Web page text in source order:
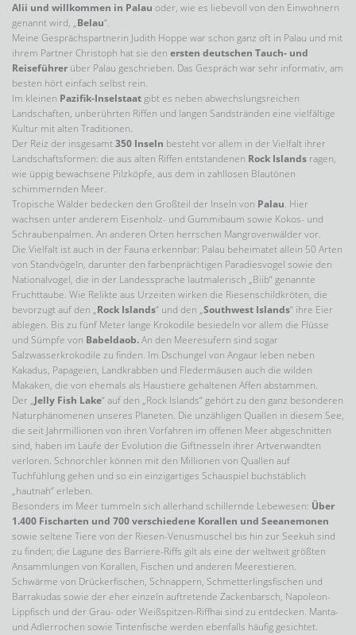
Alii und willkommen in Palau oder, wie es liebevoll von den Einwohnern
genannt wird, „Belau“.
Meine Gesprächspartnerin Judith Hoppe war schon ganz oft in Palau und mit
ihrem Partner Christoph hat sie den ersten deutschen Tauch- und
Reiseführer über Palau geschrieben. Das Gespräch war sehr informativ, am
besten hört einfach selbst rein.
Im kleinen Pazifik-Inselstaat gibt es neben abwechslungsreichen
Landschaften, unberührten Riffen und langen Sandstränden eine vielfältige
Kultur mit alten Traditionen.
Der Reiz der insgesamt350 Inseln besteht vor allem in der Vielfalt ihrer
Landschaftsformen: die aus alten Riffen entstandenen Rock Islands ragen,
wie üppig bewachsene Pilzköpfe, aus dem in zahllosen Blautönen
schimmernden Meer.
Tropische Wälder bedecken den Großteil der Inseln von Palau. Hier
wachsen unter anderem Eisenholz- und Gummibaum sowie Kokos- und
Schraubenpalmen. An anderen Orten herrschen Mangrovenwälder vor.
Die Vielfalt ist auch in der Fauna erkennbar: Palau beheimatet allein 50 Arten
von Standvögeln, darunter den farbenprächtigen Paradiesvogel sowie den
Nationalvogel, die in der Landessprache lautmalerisch „Biib“ genannte
Fruchttaube. Wie Relikte aus Urzeiten wirken die Riesenschildkröten, die
bevorzugt auf den „Rock Islands“ und den „Southwest Islands“ ihre Eier
ablegen. Bis zu fünf Meter lange Krokodile besiedeln vor allem die Flüsse
und Sümpfe von Babeldaob.An den Meeresufern sind sogar
Salzwasserkrokodile zu finden. Im Dschungel von Angaur leben neben
Kakadus, Papageien, Landkrabben und Fledermäusen auch die wilden
Makaken, die von ehemals als Haustiere gehaltenen Affen abstammen.
Der „Jelly Fish Lake“ auf den „Rock Islands“ gehört zu den ganz besonderen
Naturphänomenen unseres Planeten. Die unzähligen Quallen in diesem See,
die seit Jahrmillionen von ihren Vorfahren im offenen Meer abgeschnitten
sind, haben im Laufe der Evolution die Giftnesseln ihrer Artverwandten
verloren. Schnorchler können mit den Millionen von Quallen auf
Tuchfühlung gehen und so ein einzigartiges Schauspiel buchstäblich
„hautnah“ erleben.
Besonders im Meer tummeln sich allerhand schillernde Lebewesen: Über
1.400 Fischarten und 700 verschiedene Korallen und Seeanemonen
sowie seltene Tiere von der Riesen-Venusmuschel bis hin zur Seekuh sind
zu finden; die Lagune des Barriere-Riffs gilt als eine der weltweit größten
Ansammlungen von Korallen, Fischen und anderen Meerestieren.
Schwärme von Drückerfischen, Schnappern, Schmetterlingsfischen und
Barrakudas sowie der eher einzeln auftretende Zackenbarsch, Napoleon-
Lippfisch und der Grau- oder Weißspitzen-Riffhai sind zu entdecken. Manta-
und Adlerrochen sowie Tintenfische werden ebenfalls häufig gesichtet.